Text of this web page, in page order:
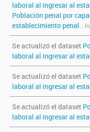
laboral al ingresar al
Población penal por
establecimiento penal..
Se actualizó el dataset
laboral al ingresar al
Se actualizó el dataset
laboral al ingresar al
Se actualizó el dataset
laboral al ingresar al